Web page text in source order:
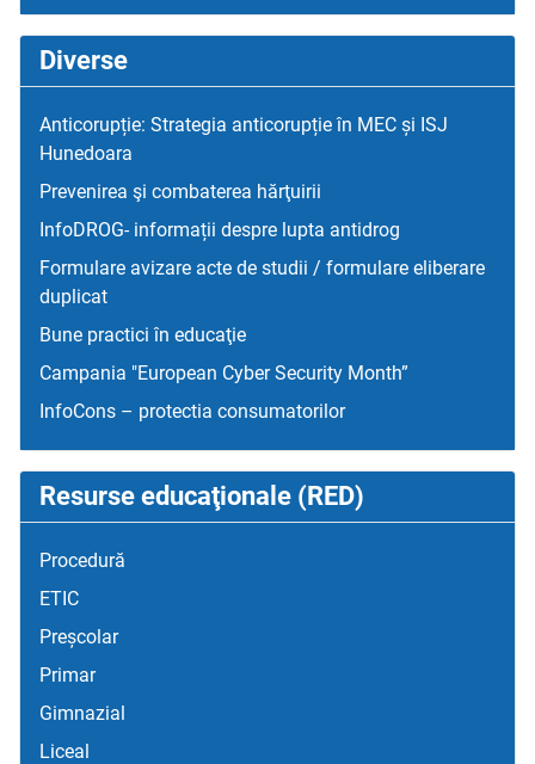
Diverse
Anticorupție: Strategia anticorupție în MEC și ISJ
Hunedoara
Prevenirea şi combaterea hărţuirii
InfoDROG- informații despre lupta antidrog
Formulare avizare acte de studii / formulare eliberare
duplicat
Bune practici în educaţie
Campania "European Cyber Security Month”
InfoCons – protectia consumatorilor
Resurse educaţionale (RED)
Procedură
ETIC
Preșcolar
Primar
Gimnazial
Liceal